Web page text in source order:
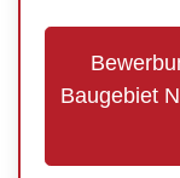
Baugebiet